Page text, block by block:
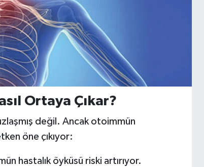
Ortaya Çıkar?
değil. Ancak otoimmün
öne çıkıyor:
hastalık öyküsü riski artırıyor.